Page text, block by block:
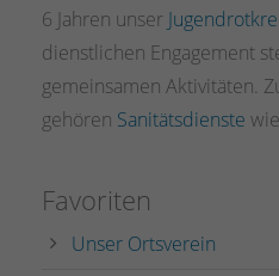
6 Jahren unser
dienstlichen Engagement
gemeinsamen Aktivitäten.
gehören Sanitätsdienste
Favoriten
Unser Ortsverein